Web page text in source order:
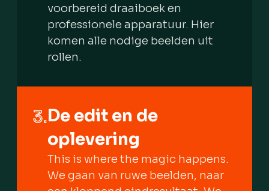
voorbereid draaiboek en
professionele apparatuur. Hier
komen alle nodige beelden uit
rollen.
3.De edit en de
oplevering
This is where the magic happens.
We gaan van ruwe beelden, naar